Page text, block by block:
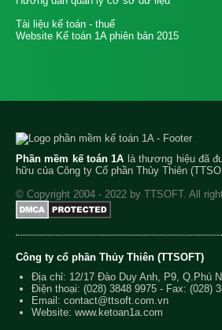
Tài liệu kế toán - thuế
Website Kế toán 1A phiên bản 2015
Phần mềm kế toán 1A là thương hiệu đã
hữu của Công ty Cổ phần Thủy Thiên
© Copyright 2004 - 2022 by TTSOFT. All
Công ty cổ phần Thủy Thiên (TTSOFT)
Địa chỉ: 12/17 Đào Duy Anh, P9, Q.Phú
Điện thoại: (028) 3848 9975 - Fax: (028)
Email: contact@ttsoft.com.vn
Website: www.ketoan1a.com